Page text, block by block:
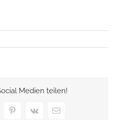
Medien teilen!
Pinterest
Vk
E-